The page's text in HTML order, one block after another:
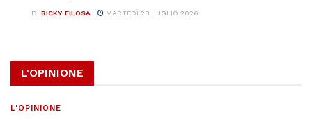
DI RICKY FILOSA MARTEDÌ 28 LUGLIO 2026
L'OPINIONE
L'OPINIONE